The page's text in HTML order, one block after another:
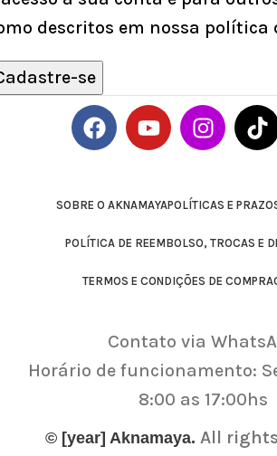
descritos em nossa política
se
SOBRE O AKNAMAYAPOLÍTICAS E
POLÍTICA DE REEMBOLSO, TROCAS E
TERMOS E CONDIÇÕES DE COMPRA
Contato via
Horário de funcionamento:
8:00 as 17:00hs
© [year] Aknamaya. All